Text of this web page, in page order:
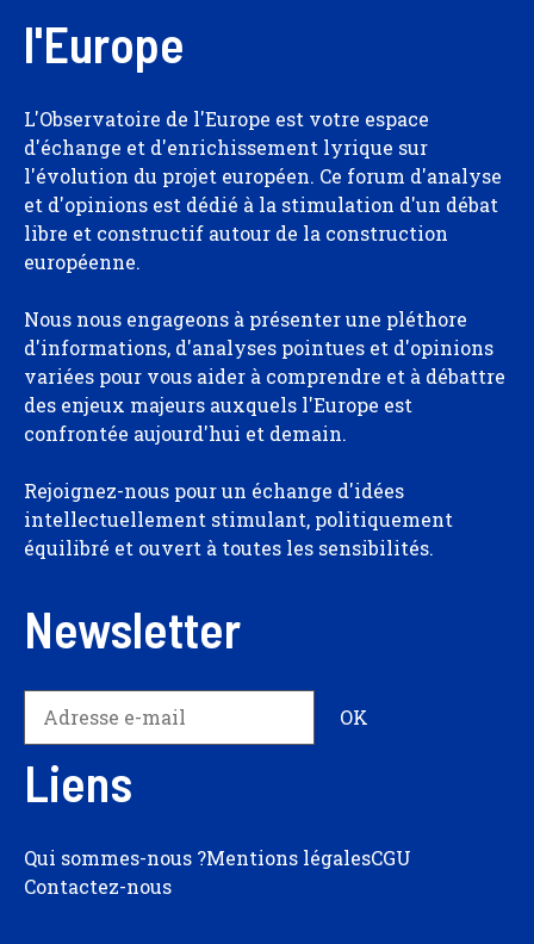
l'Europe
L'Observatoire de l'Europe est votre espace
d'échange et d'enrichissement lyrique sur
l'évolution du projet européen. Ce forum d'analyse
et d'opinions est dédié à la stimulation d'un débat
libre et constructif autour de la construction
européenne.
Nous nous engageons à présenter une pléthore
d'informations, d'analyses pointues et d'opinions
variées pour vous aider à comprendre et à débattre
des enjeux majeurs auxquels l'Europe est
confrontée aujourd'hui et demain.
Rejoignez-nous pour un échange d'idées
intellectuellement stimulant, politiquement
équilibré et ouvert à toutes les sensibilités.
Newsletter
Liens
Qui sommes-nous ?Mentions légalesCGU
Contactez-nous